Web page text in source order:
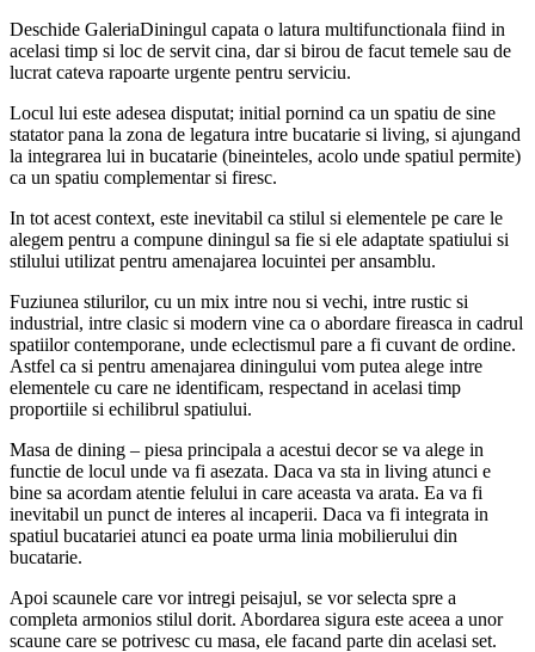
Deschide GaleriaDiningul capata o latura multifunctionala fiind in
acelasi timp si loc de servit cina, dar si birou de facut temele sau de
lucrat cateva rapoarte urgente pentru serviciu.
Locul lui este adesea disputat; initial pornind ca un spatiu de sine
statator pana la zona de legatura intre bucatarie si living, si ajungand
la integrarea lui in bucatarie (bineinteles, acolo unde spatiul permite)
ca un spatiu complementar si firesc.
In tot acest context, este inevitabil ca stilul si elementele pe care le
alegem pentru a compune diningul sa fie si ele adaptate spatiului si
stilului utilizat pentru amenajarea locuintei per ansamblu.
Fuziunea stilurilor, cu un mix intre nou si vechi, intre rustic si
industrial, intre clasic si modern vine ca o abordare fireasca in cadrul
spatiilor contemporane, unde eclectismul pare a fi cuvant de ordine.
Astfel ca si pentru amenajarea diningului vom putea alege intre
elementele cu care ne identificam, respectand in acelasi timp
proportiile si echilibrul spatiului.
Masa de dining – piesa principala a acestui decor se va alege in
functie de locul unde va fi asezata. Daca va sta in living atunci e
bine sa acordam atentie felului in care aceasta va arata. Ea va fi
inevitabil un punct de interes al incaperii. Daca va fi integrata in
spatiul bucatariei atunci ea poate urma linia mobilierului din
bucatarie.
Apoi scaunele care vor intregi peisajul, se vor selecta spre a
completa armonios stilul dorit. Abordarea sigura este aceea a unor
scaune care se potrivesc cu masa, ele facand parte din acelasi set.